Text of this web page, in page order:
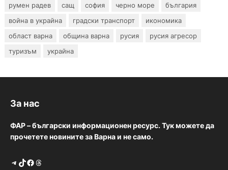
румен радев
сащ софия черно море
българия
война в украйна
градски транспорт
икономика
област варна
община варна русия
русия агресор
туризъм
украйна
За нас
ФАР – български информационен ресурс. Тук можете да
прочетете новините за Варна и не само.
Telegram TikTok Facebook Threads